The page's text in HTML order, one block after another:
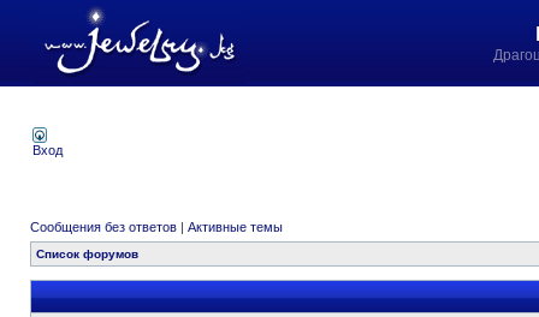
Вход
Сообщения без ответов | Активные темы
Список форумов